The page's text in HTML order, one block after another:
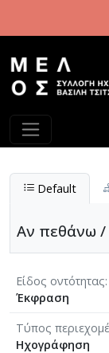
Default
Αν πεθάνω /
Είδος οντότητας
Έκφραση
Τύπος
Ηχογράφηση